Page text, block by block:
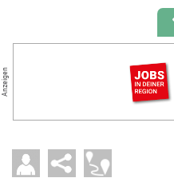
Anzeigen